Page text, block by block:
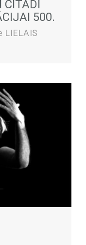
CITĀDI
500.
LIELAIS